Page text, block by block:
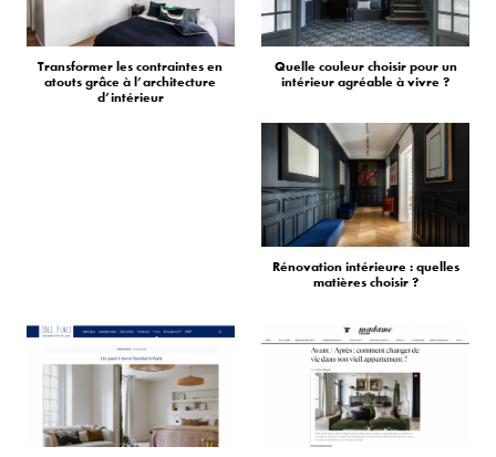
Transformer les contraintes en
atouts grâce à l’architecture
d’intérieur
Quelle couleur choisir pour un
intérieur agréable à vivre ?
Rénovation intérieure : quelles
matières choisir ?